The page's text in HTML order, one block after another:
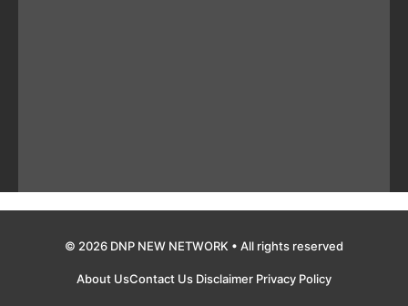
© 2026 DNP NEW NETWORK • All rights reserved
About UsContact Us Disclaimer Privacy Policy